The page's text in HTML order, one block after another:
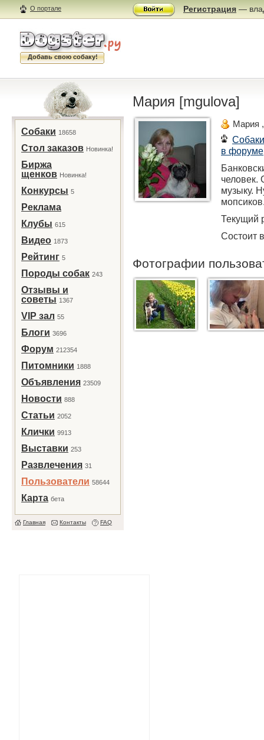
О портале Регистрация —
Добавь свою собаку!
Собаки 18658
Стол заказов Новинка!
Биржа
щенков Новинка!
Конкурсы 5
Реклама
Клубы 615
Видео 1873
Рейтинг 5
Породы собак 243
Отзывы и
советы 1367
VIP зал 55
Блоги 3696
Форум 212354
Питомники 1888
Объявления 23509
Новости 888
Статьи 2052
Клички 9913
Выставки 253
Развлечения 31
Пользователи 58644
Карта бета
Главная Контакты FAQ
Мария [mgulova]
Мария
Собаки
в форуме
музыку.
Текущий
Состоит
Фотографии